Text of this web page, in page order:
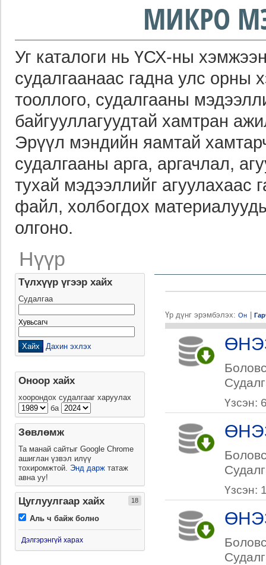
МИКРО
Уг каталоги нь ҮСХ-ны
судалгаанаас гадна улс орны
тооллого, судалгааны
байгууллагуудтай хамтран
Эрүүл мэндийн яамтай
судалгааны арга, аргачлал,
тухай мэдээллийг агуулахаас
файл, холбогдох
олгоно.
Нүүр
Үр дүнг эрэмбэлэх: Он
Үзсэн:
Үзсэн:
Түлхүүр үгээр хайх
Судалгаа
Хувьсагч
Дахин эхлэх
Оноор хайх
хоорондох судалгааг харуулах
ба
Зөвлөмж
Та манай сайтыг Google Chrome
ашиглан үзвэл илүү
тохиромжтой. Энд дарж татаж
авна уу!
Цуглуулгаар хайх 18
Аль ч байж болно